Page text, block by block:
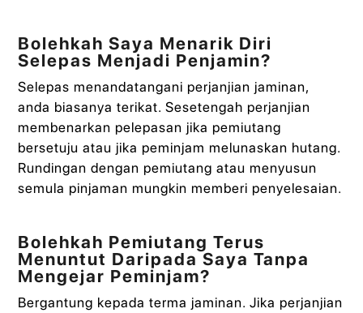
Bolehkah Saya Menarik Diri
Selepas Menjadi Penjamin?
Selepas menandatangani perjanjian jaminan,
anda biasanya terikat. Sesetengah perjanjian
membenarkan pelepasan jika pemiutang
bersetuju atau jika peminjam melunaskan hutang.
Rundingan dengan pemiutang atau menyusun
semula pinjaman mungkin memberi penyelesaian.
Bolehkah Pemiutang Terus
Menuntut Daripada Saya Tanpa
Mengejar Peminjam?
Bergantung kepada terma jaminan. Jika perjanjian